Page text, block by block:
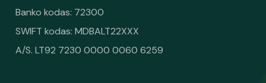
Banko kodas: 72300
SWIFT kodas: MDBALT22XXX
A/S. LT92 7230 0000 0060 6259